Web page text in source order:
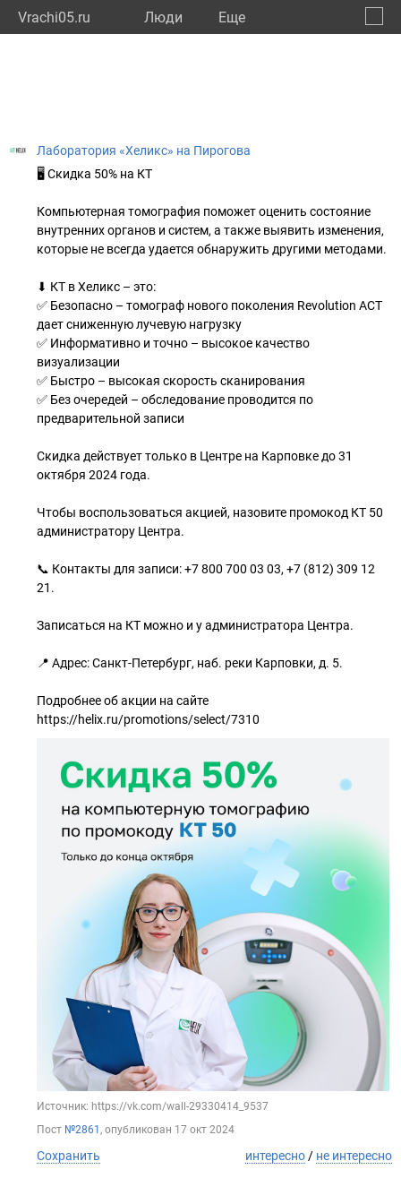
Vrachi05.ru Люди Eще
Лаборатория «Хеликс» на Пирогова
🖥 Скидка 50% на КТ
Компьютерная томография поможет оценить состояние
внутренних органов и систем, а также выявить изменения,
которые не всегда удается обнаружить другими методами.
⬇ КТ в Хеликс – это:
✅ Безопасно – томограф нового поколения Revolution ACT
дает сниженную лучевую нагрузку
✅ Информативно и точно – высокое качество
визуализации
✅ Быстро – высокая скорость сканирования
✅ Без очередей – обследование проводится по
предварительной записи
Скидка действует только в Центре на Карповке до 31
октября 2024 года.
Чтобы воспользоваться акцией, назовите промокод КТ 50
администратору Центра.
📞 Контакты для записи: +7 800 700 03 03, +7 (812) 309 12
21.
Записаться на КТ можно и у администратора Центра.
📍 Адрес: Санкт-Петербург, наб. реки Карповки, д. 5.
Подробнее об акции на сайте
https://helix.ru/promotions/select/7310
Источник: https://vk.com/wall-29330414_9537
Пост №2861 , опубликован 17 окт 2024
Сохранить интересно / не интересно